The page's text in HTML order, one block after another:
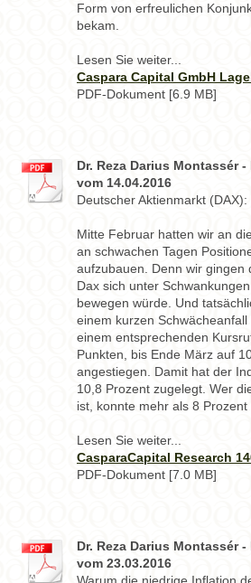
Form von erfreulichen
bekam.
Lesen Sie weiter...
Caspara Capital GmbH
PDF-Dokument [6.9 MB]
Dr. Reza Darius Montassér
vom 14.04.2016
Deutscher Aktienmarkt
Mitte Februar hatten wir an
an schwachen Tagen
aufzubauen. Denn wir gingen
Dax sich unter
bewegen würde. Und
einem kurzen
einem entsprechenden
Punkten, bis Ende März auf
angestiegen. Damit hat der
10,8 Prozent zugelegt. Wer
ist, konnte mehr als 8
Lesen Sie weiter...
CasparaCapital Research
PDF-Dokument [7.0 MB]
Dr. Reza Darius Montassér
vom 23.03.2016